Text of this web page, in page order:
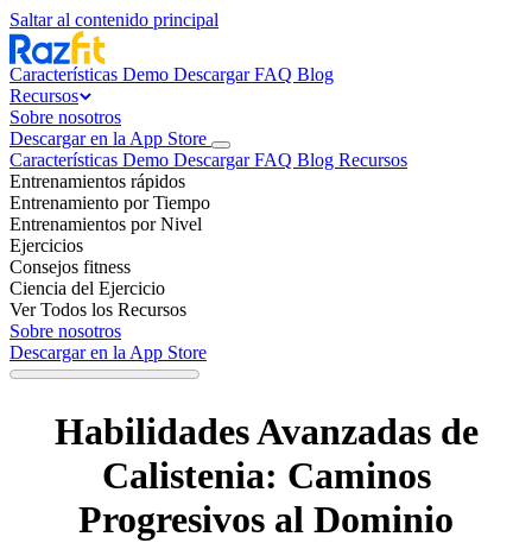
Saltar al contenido principal
Características Demo DescargarFAQ Blog
Recursos
Sobre nosotros
Descargar en la App Store
Características Demo DescargarFAQ Blog Recursos
Entrenamientos rápidos
Entrenamiento por Tiempo
Entrenamientos por Nivel
Ejercicios
Consejos fitness
Ciencia del Ejercicio
Ver Todos los Recursos
Sobre nosotros
Descargar en la App Store
Habilidades Avanzadas de
Calistenia: Caminos
Progresivos al Dominio